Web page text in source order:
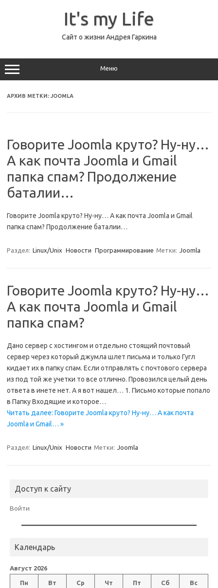
It's my Life
Сайт о жизни Андрея Гаркина
Меню
АРХИВ МЕТКИ: JOOMLA
Говорите Joomla круто? Ну-ну…
А как почта Joomla и Gmail
папка спам? Продолжение
баталии…
Говорите Joomla круто? Ну-ну… А как почта Joomla и Gmail
папка спам? Продолжение баталии…
Раздел: Linux/Unix Новости Программирование Метки: Joomla
Говорите Joomla круто? Ну-ну…
А как почта Joomla и Gmail
папка спам?
Дано сервер с хостингом и отдельно стоящий почтовый
сервер через который джумла шлет письма и только Гугл
кидает их в папку спам. Если отправлять с почтового сервера
из под той же учетки то все отлично. Провозился целый день
ответа в инете нет. А я вот нашел… 1. Письмо которые попало
в Папку Входящие и которое…
Читать далее: Говорите Joomla круто? Ну-ну… А как почта
Joomla и Gmail… »
Раздел: Linux/Unix Новости Метки: Joomla
Доступ к сайту
Войти
Календарь
Август 2026
Пн Вт Ср Чт Пт Сб Вс